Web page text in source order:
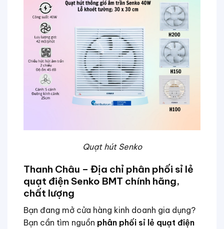
Quạt hút Senko
Thanh Châu – Địa chỉ phân phối sỉ lẻ
quạt điện Senko BMT chính hãng,
chất lượng
Bạn đang mở cửa hàng kinh doanh gia dụng?
Bạn cần tìm nguồn phân phối sỉ lẻ quạt điện